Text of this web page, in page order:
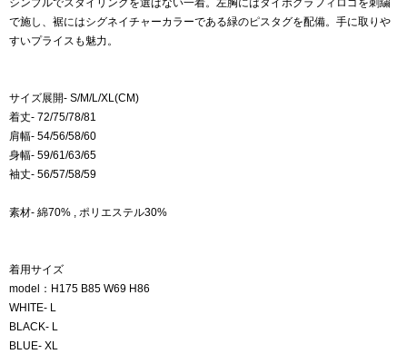
シンプルでスタイリングを選ばない一着。左胸にはタイポグラフィロゴを刺繍
で施し、裾にはシグネイチャーカラーである緑のピスタグを配備。手に取りや
すいプライスも魅力。
サイズ展開- S/M/L/XL(CM)
着丈- 72/75/78/81
肩幅- 54/56/58/60
身幅- 59/61/63/65
袖丈- 56/57/58/59
素材- 綿70% , ポリエステル30%
着用サイズ
model：H175 B85 W69 H86
WHITE- L
BLACK- L
BLUE- XL